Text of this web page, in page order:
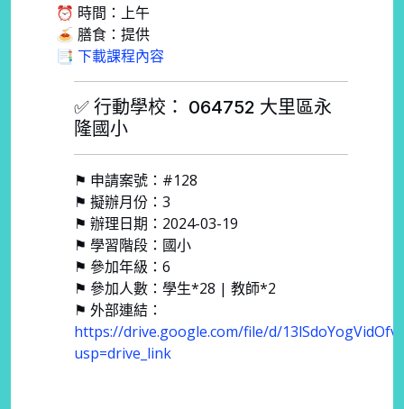
⏰ 時間：上午
🍝 膳食：提供
📑 下載課程內容
✅ 行動學校： 064752 大里區永
隆國小
⚑ 申請案號：#128
⚑ 擬辦月份：3
⚑ 辦理日期：2024-03-19
⚑ 學習階段：國小
⚑ 參加年級：6
⚑ 參加人數：學生*28 | 教師*2
⚑ 外部連結：
https://drive.google.com/file/d/
usp=drive_link